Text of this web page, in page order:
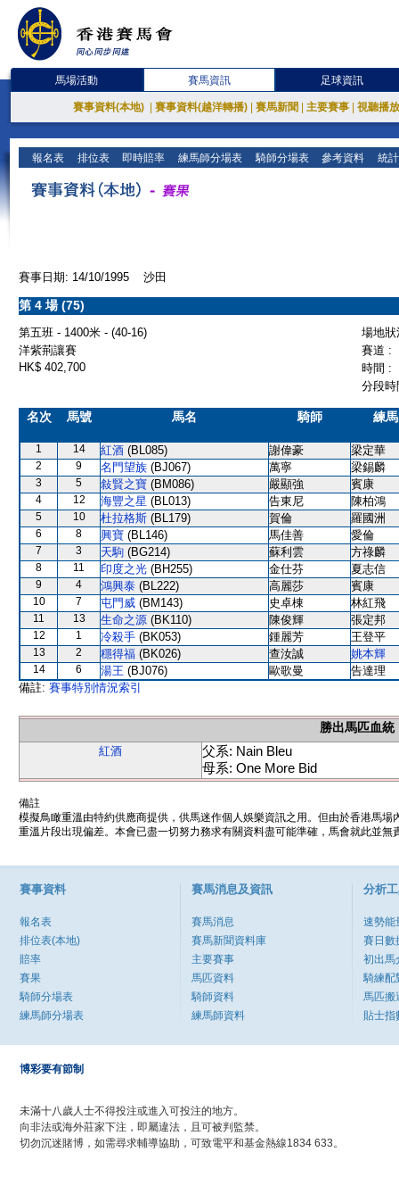
馬場活動 賽馬資訊 足球資訊
賽事資料(本地) 賽事資料(越洋轉播) 賽馬新聞 主要賽事 視聽播
報名表 排位表 即時賠率 練馬師分場表 騎師分場表 參考資料 統
賽事日期: 14/10/1995 沙田
第 4 場 (75)
第五班 - 1400米 - (40-16)
場地
洋紫荊讓賽
賽道 :
HK$ 402,700
時間 :
分段
名次 馬號 馬名 騎師 練
1 14 紅酒 (BL085) 謝偉豪 梁定華
2 9 名門望族 (BJ067) 萬寧 梁錫麟
3 5 敍賢之寶 (BM086) 嚴顯強 賓康
4 12 海豐之星 (BL013) 告東尼 陳柏鴻
5 10 杜拉格斯 (BL179) 賀倫 羅國洲
6 8 興寶 (BL146) 馬佳善 愛倫
7 3 天駒 (BG214) 蘇利雲 方祿麟
8 11 印度之光 (BH255) 金仕芬 夏志信
9 4 鴻興泰 (BL222) 高麗莎 賓康
10 7 屯門威 (BM143) 史卓棟 林紅飛
11 13 生命之源 (BK110) 陳俊輝 張定邦
12 1 冷殺手 (BK053) 鍾麗芳 王登平
13 2 穩得福 (BK026) 查汝誠 姚本輝
14 6 湯王 (BJ076) 歐歌曼
告達理
備註: 賽事特別情況索引
勝出馬匹血統
紅酒
父系: Nain Bleu
母系: One More Bid
備註
模擬鳥瞰重溫由特約供應商提供，供馬迷作個人娛樂資訊之用。但由於香港馬
重溫片段出現偏差。本會已盡一切努力務求有關資料盡可能準確，馬會就此並
賽事資料
報名表
排位表(本地)
賠率
賽果
騎師分場表
練馬師分場表
賽馬消息及資訊
賽馬消息
賽馬新聞資料庫
主要賽事
馬匹資料
騎師資料
練馬師資料
分析
速勢能
賽日數
初出馬
騎練配
馬匹搬
貼士指
博彩要有節制
未滿十八歲人士不得投注或進入可投注的地方。
向非法或海外莊家下注，即屬違法，且可被判監禁。
切勿沉迷賭博，如需尋求輔導協助，可致電平和基金熱線1834 633。